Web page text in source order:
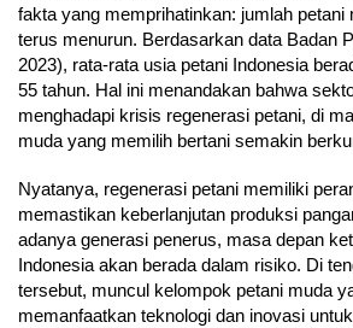
fakta yang memprihatinkan: jumlah petani
terus menurun. Berdasarkan data Badan
2023), rata-rata usia petani Indonesia
55 tahun. Hal ini menandakan bahwa
menghadapi krisis regenerasi petani, di
muda yang memilih bertani semakin
Nyatanya, regenerasi petani memiliki
memastikan keberlanjutan produksi
adanya generasi penerus, masa depan
Indonesia akan berada dalam risiko. Di
tersebut, muncul kelompok petani muda
memanfaatkan teknologi dan inovasi